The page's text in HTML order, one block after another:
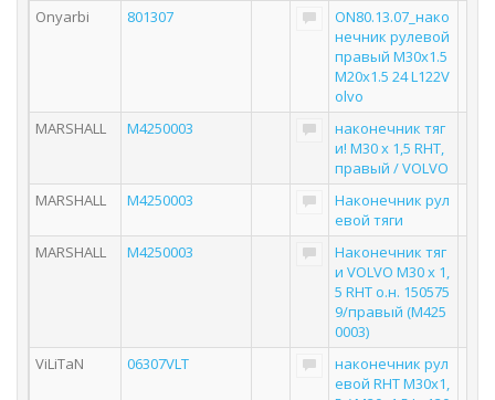
Onyarbi
801307
ON80.13.07_нако
нечник рулевой
правый M30x1.5
M20x1.5 24 L122V
olvo
MARSHALL
M4250003
наконечник тяг
и! M30 x 1,5 RHT,
правый / VOLVO
MARSHALL
M4250003
Наконечник рул
евой тяги
MARSHALL
M4250003
Наконечник тяг
и VOLVO M30 x 1,
5 RHT о.н. 150575
9/правый (M425
0003)
ViLiTaN
06307VLT
наконечник рул
евой RHT М30х1,